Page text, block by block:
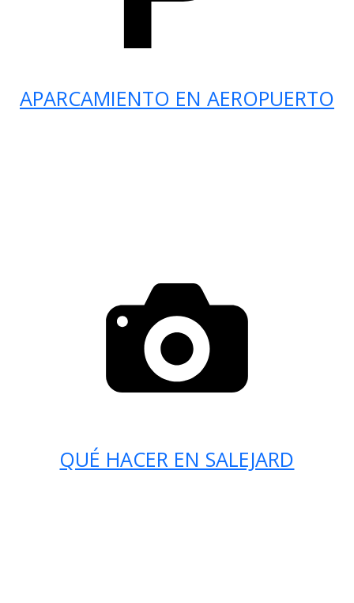
APARCAMIENTO EN AEROPUERTO
QUÉ HACER EN SALEJARD